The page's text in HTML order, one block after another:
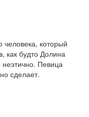
который
как будто Долина
Певица
сделает.